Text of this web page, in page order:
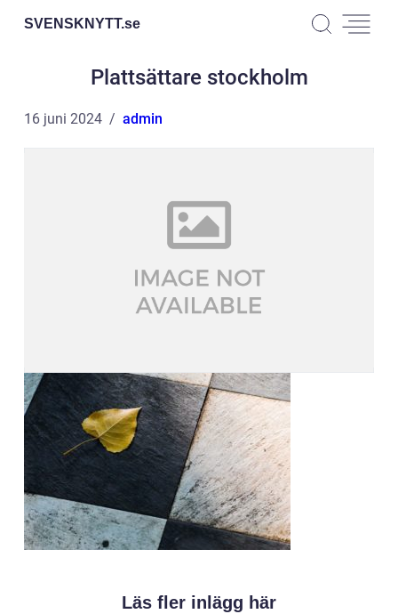
SVENSKNYTT.se
Plattsättare stockholm
16 juni 2024 admin
Läs fler inlägg här